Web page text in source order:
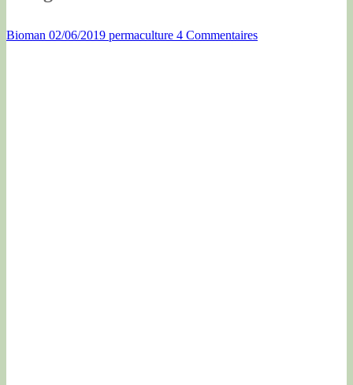
Bioman 02/06/2019 permaculture 4 Commentaires